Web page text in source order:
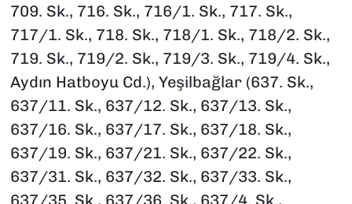
709. Sk., 716. Sk., 716/1. Sk., 717. Sk.,
717/1. Sk., 718. Sk., 718/1. Sk., 718/2. Sk.,
719. Sk., 719/2. Sk., 719/3. Sk., 719/4. Sk.,
Aydın Hatboyu Cd.), Yeşilbağlar (637. Sk.,
637/11. Sk., 637/12. Sk., 637/13. Sk.,
637/16. Sk., 637/17. Sk., 637/18. Sk.,
637/19. Sk., 637/21. Sk., 637/22. Sk.,
637/31. Sk., 637/32. Sk., 637/33. Sk.,
637/35. Sk., 637/36. Sk., 637/4. Sk.,